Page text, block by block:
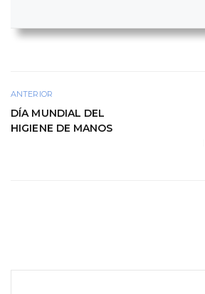
ANTERIOR
DÍA MUNDIAL DEL
HIGIENE DE MANOS